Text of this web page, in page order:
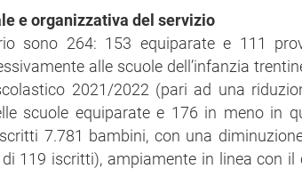
e organizzativa del servizio
sono 264: 153 equiparate e 111
alle scuole dell’infanzia
2021/2022 (pari ad una
scuole equiparate e 176 in meno in
7.781 bambini, con una
119 iscritti), ampiamente in linea con